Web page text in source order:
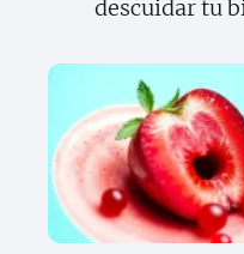
descuidar tu